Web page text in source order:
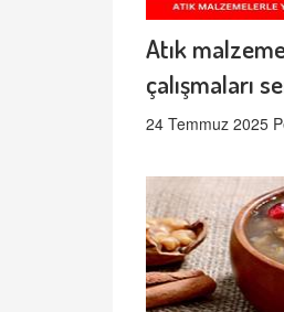
Atık
çalışmaları
24 Temmuz 2025